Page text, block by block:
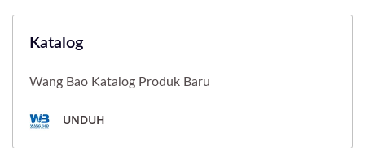
Katalog
Wang Bao Katalog Produk Baru
UNDUH